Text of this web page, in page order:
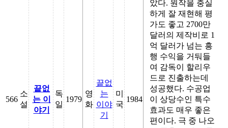
566
소
설
끝없
는 이
야기
독
일
1979
영
화
끝없
는
이야
기
미
국
1984
았다. 원작을 충실
하게 잘 재현해 평
가도 좋고 2700만
달러의 제작비로 1
억 달러가 넘는 흥
행 수익을 거둬들
여 감독이 할리우
드로 진출하는데
성공했다. 수공업
이 상당수인 특수
효과도 매우 좋은
편이다. 극 중 나오